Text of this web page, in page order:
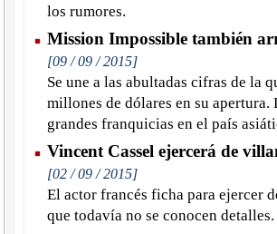
los rumores.
Mission Impossible también
[09 / 09 / 2015]
Se une a las abultadas cifras de la
millones de dólares en su apertura.
grandes franquicias en el país
Vincent Cassel ejercerá de
[02 / 09 / 2015]
El actor francés ficha para ejercer
que todavía no se conocen detalles.